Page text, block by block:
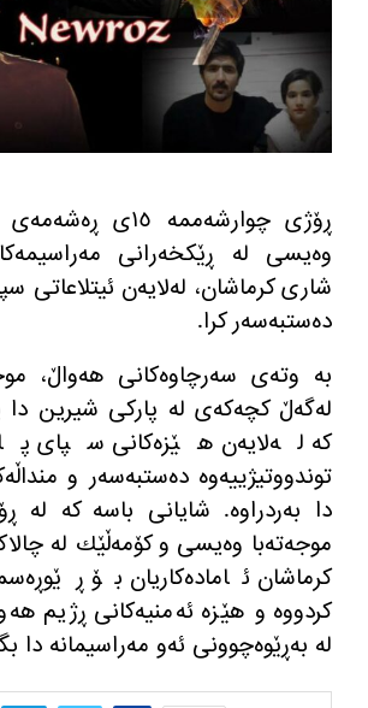
وه‌یسی له‌ ڕێكخه‌رانی
شاری كرماشان، له‌لایه‌ن ئیتلاعاتی
ده‌ستبه‌سه‌ر كرا.
به‌ وته‌ی سه‌رچاوه‌كانی هه‌واڵ،
له‌گه‌ڵ كچه‌كه‌ی له‌ پاركی شیرین دا
كه‌ له‌لایه‌ن هێزه‌كانی سپای
توندووتیژییه‌وه‌ ده‌ستبه‌سه‌ر و
دا به‌ردراوه‌. شایانی باسه‌ كه‌ له‌
موجه‌ته‌با وه‌یسی و كۆمه‌ڵێك له‌
كرماشان ئاماده‌كاریان بۆ
كردووه‌ و هێزه‌ ئه‌منیه‌كانی ڕژیم
له‌ به‌ڕێوه‌چوونی ئه‌و مه‌راسیمانه‌ دا